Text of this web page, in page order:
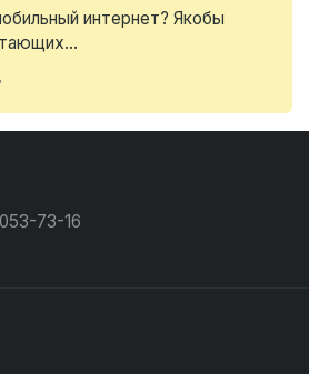
интернет? Якобы
73-16